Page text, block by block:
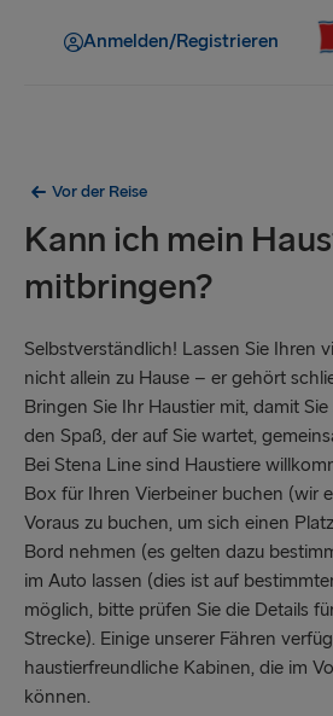
Anmelden/Registrieren
Vor der Reise
Kann ich mein
mitbringen?
Selbstverständlich! Lassen Sie Ihren
nicht allein zu Hause – er gehört
Bringen Sie Ihr Haustier mit, damit
den Spaß, der auf Sie wartet,
Bei Stena Line sind Haustiere
Box für Ihren Vierbeiner buchen (wir
Voraus zu buchen, um sich einen
Bord nehmen (es gelten dazu
im Auto lassen (dies ist auf
möglich, bitte prüfen Sie die Details
Strecke). Einige unserer Fähren
haustierfreundliche Kabinen, die im
können.